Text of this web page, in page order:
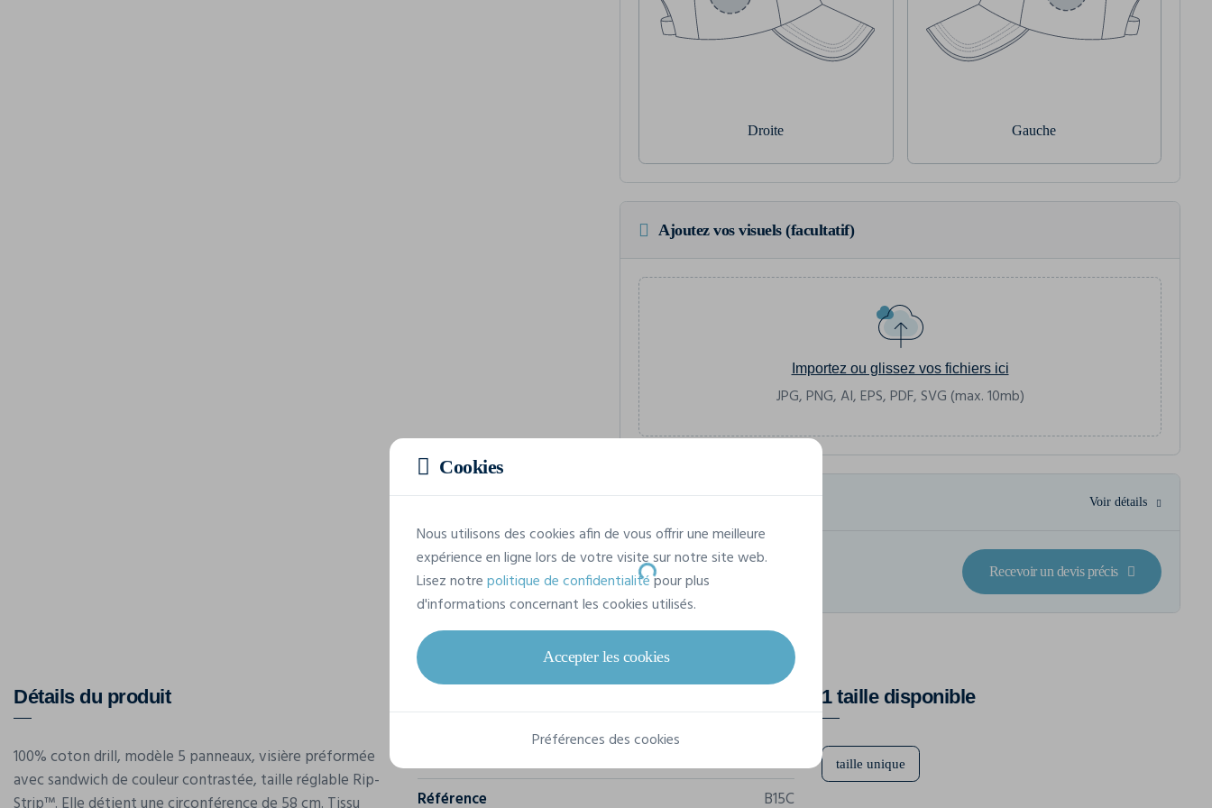
Droite Gauche
Ajoutez vos visuels (facultatif)
Importez ou glissez vos fichiers ici
JPG, PNG, AI, EPS, PDF, SVG (max. 10mb)
Voir détails
Loading... Recevoir un devis précis
Détails du produit
100% coton drill, modèle 5 panneaux, visière préformée
avec sandwich de couleur contrastée, taille réglable Rip-
Référence
B15C
1 taille disponible
taille unique
Cookies
Nous utilisons des cookies afin de vous offrir une meilleure
expérience en ligne lors de votre visite sur notre site web.
Lisez notrepolitique de confidentialitépour plus
d'informations concernant les cookies utilisés.
Accepter les cookies
Préférences des cookies